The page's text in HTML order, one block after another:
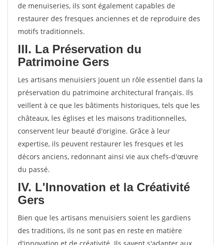
de menuiseries, ils sont également capables de
restaurer des fresques anciennes et de reproduire des
motifs traditionnels.
III. La Préservation du
Patrimoine Gers
Les artisans menuisiers jouent un rôle essentiel dans la
préservation du patrimoine architectural français. Ils
veillent à ce que les bâtiments historiques, tels que les
châteaux, les églises et les maisons traditionnelles,
conservent leur beauté d'origine. Grâce à leur
expertise, ils peuvent restaurer les fresques et les
décors anciens, redonnant ainsi vie aux chefs-d'œuvre
du passé.
IV. L'Innovation et la Créativité
Gers
Bien que les artisans menuisiers soient les gardiens
des traditions, ils ne sont pas en reste en matière